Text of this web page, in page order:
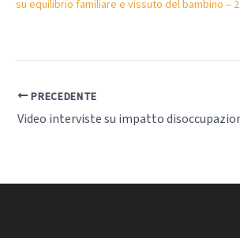
su equilibrio familiare e vissuto del bambino – 2
PRECEDENTE